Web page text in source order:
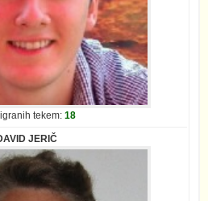
tekem:18
JERIČ